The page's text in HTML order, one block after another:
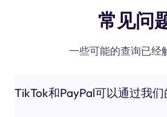
常见问
一些可能的查询已经
TikTok和PayPal可以通过我